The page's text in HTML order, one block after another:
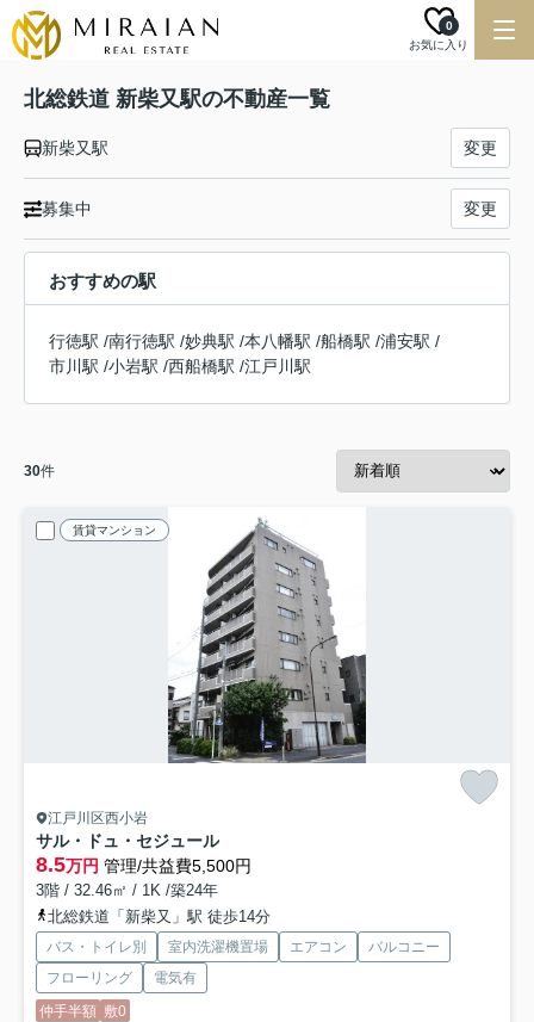
お気に入り
0
北総鉄道 新柴又駅の不動産一覧
新柴又駅 変更
募集中 変更
おすすめの駅
行徳駅 /南行徳駅 /妙典駅 /本八幡駅 /船橋駅 /浦安駅 /
市川駅 /小岩駅 /西船橋駅 /江戸川駅
30件
賃貸マンション
江戸川区西小岩
サル・ドュ・セジュール
8.5万円 管理/共益費5,500円
3階 / 32.46㎡ / 1K /築24年
北総鉄道「新柴又」駅 徒歩14分
バス・トイレ別 室内洗濯機置場 エアコン
バルコニー
フローリング
電気有
仲手半額 敷0